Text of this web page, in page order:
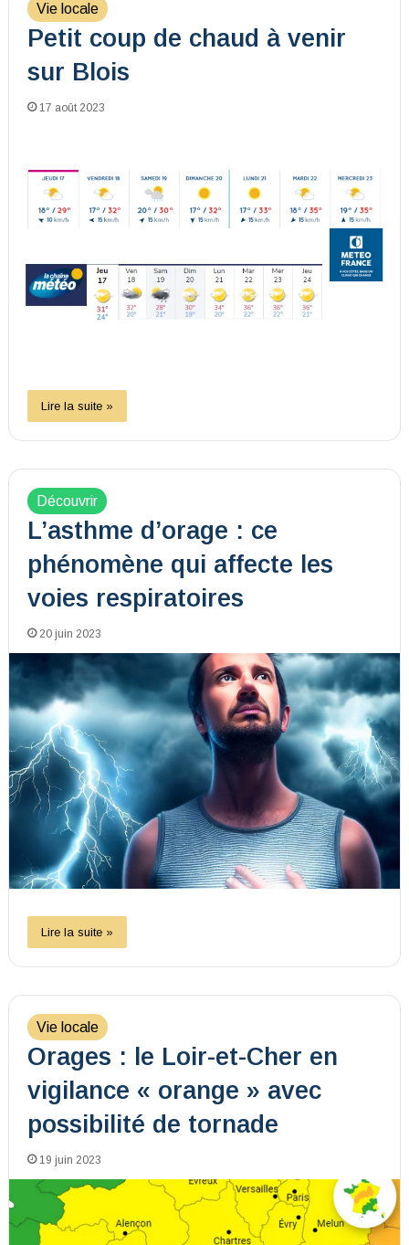
Vie locale
Petit coup de chaud à venir
sur Blois
17 août 2023
Lire la suite »
Découvrir
L’asthme d’orage : ce
phénomène qui affecte les
voies respiratoires
20 juin 2023
Lire la suite »
Vie locale
Orages : le Loir-et-Cher en
vigilance « orange » avec
possibilité de tornade
19 juin 2023